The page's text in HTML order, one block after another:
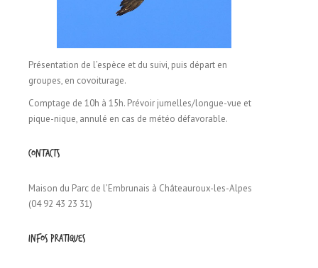
Présentation de l’espèce et du suivi, puis départ en
groupes, en covoiturage.
Comptage de 10h à 15h. Prévoir jumelles/longue-vue et
pique-nique, annulé en cas de météo défavorable.
Contacts
Maison du Parc de l’Embrunais à Châteauroux-les-Alpes
(04 92 43 23 31)
Infos pratiques